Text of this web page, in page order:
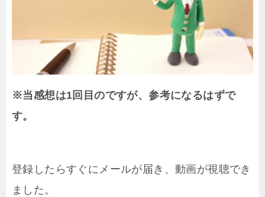
※当感想は1回目のですが、参考になるはずで
す。
登録したらすぐにメールが届き、動画が視聴でき
ました。